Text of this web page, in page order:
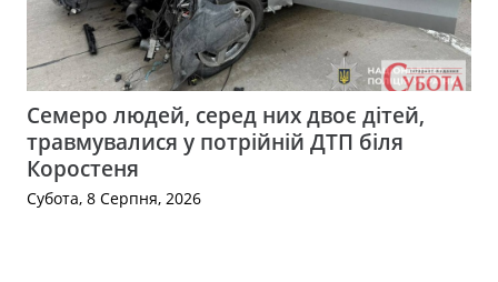
Семеро людей, серед них двоє дітей,
травмувалися у потрійній ДТП біля
Коростеня
Субота, 8 Серпня, 2026